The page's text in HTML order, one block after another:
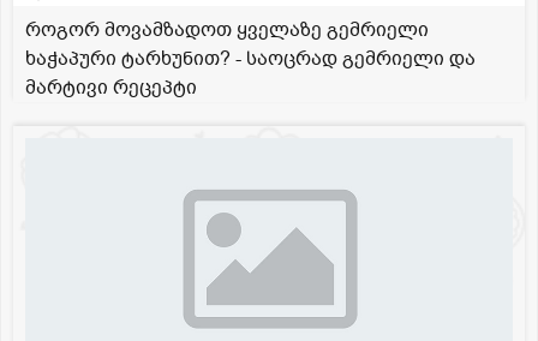
როგორ მოვამზადოთ ყველაზე გემრიელი
ხაჭაპური ტარხუნით? - საოცრად გემრიელი და
მარტივი რეცეპტი